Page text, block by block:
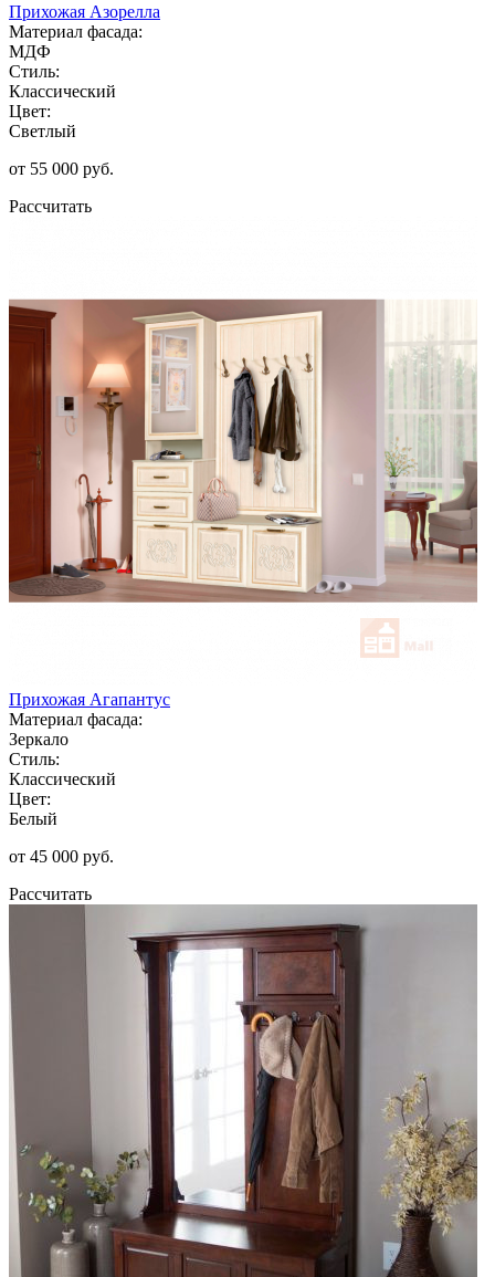
Прихожая Азорелла
Материал фасада:
МДФ
Стиль:
Классический
Цвет:
Светлый
от 55 000 руб.
Рассчитать
Прихожая Агапантус
Материал фасада:
Зеркало
Стиль:
Классический
Цвет:
Белый
от 45 000 руб.
Рассчитать